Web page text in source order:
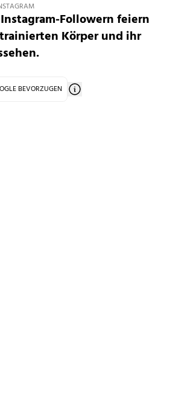
Followern feiern
Körper und ihr
BEVORZUGEN